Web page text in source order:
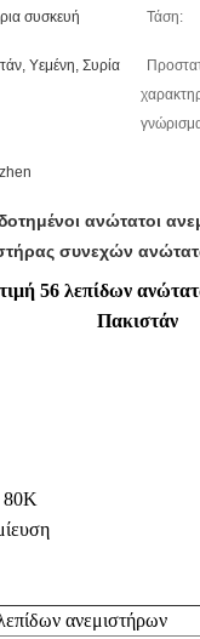
συσκευή Τάση:
Υεμένη, Συρία
ανώτατοι
συνεχών
56 λεπίδων
Πακιστάν
80K
ανεμιστήρων